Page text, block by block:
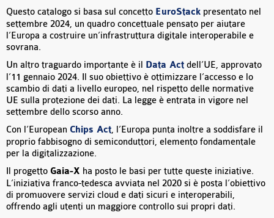
Questo catalogo si basa sul concetto EuroStack presentato nel
settembre 2024, un quadro concettuale pensato per aiutare
l’Europa a costruire un’infrastruttura digitale interoperabile e
sovrana.
Un altro traguardo importante è il Data Act dell’UE, approvato
l’11 gennaio 2024. Il suo obiettivo è ottimizzare l’accesso e lo
scambio di dati a livello europeo, nel rispetto delle normative
UE sulla protezione dei dati. La legge è entrata in vigore nel
settembre dello scorso anno.
Con l’European Chips Act, l’Europa punta inoltre a soddisfare il
proprio fabbisogno di semiconduttori, elemento fondamentale
per la digitalizzazione.
Il progetto Gaia-X ha posto le basi per tutte queste iniziative.
L’iniziativa franco-tedesca avviata nel 2020 si è posta l’obiettivo
di promuovere servizi cloud e dati sicuri e interoperabili,
offrendo agli utenti un maggiore controllo sui propri dati.